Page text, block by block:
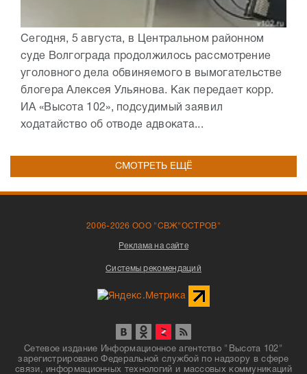
Сегодня, 5 августа, в Центральном районном
суде Волгограда продолжилось рассмотрение
уголовного дела обвиняемого в вымогательстве
блогера Алексея Ульянова. Как передает корр.
ИА «Высота 102», подсудимый заявил
ходатайство об отводе адвоката...
СМОТРЕТЬ ЕЩЁ
2006-2026 ООО "СВЖ"ОСТРОВ"
Реклама на сайте
Системы рекомендаций
Сетевое издание Информационное агентство "Высота 102"
зарегистрировано Федеральной службой по надзору в сфере
связи, информационных технологий и массовых коммуникаций